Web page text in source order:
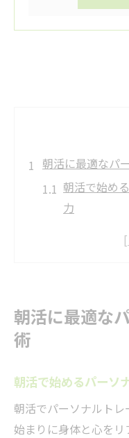
朝活に最適なパ
朝活で始め
力
心斎橋駅近
効率を高め
方
心斎橋駅近で始
心斎橋駅近
朝活に最適な
術
朝活で始めるパーソ
朝活でパーソナルト
始まりに身体と心をリ